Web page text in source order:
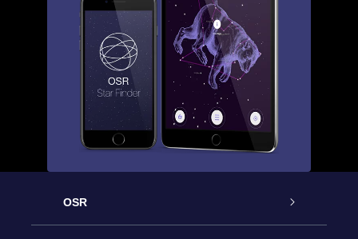
OSR